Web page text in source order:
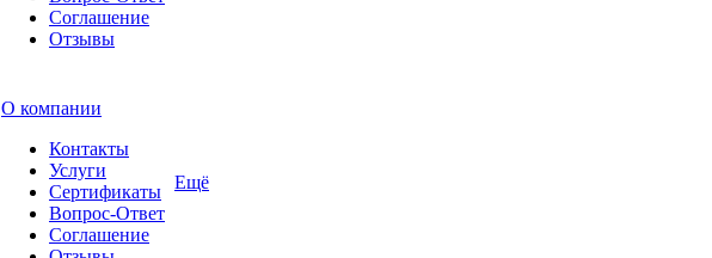
Соглашение
Отзывы
О компании
Контакты
Услуги
Сертификаты
Вопрос-Ответ
Соглашение
Ещё